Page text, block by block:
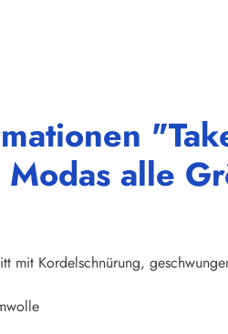
alle
mit Kordelschnürung,